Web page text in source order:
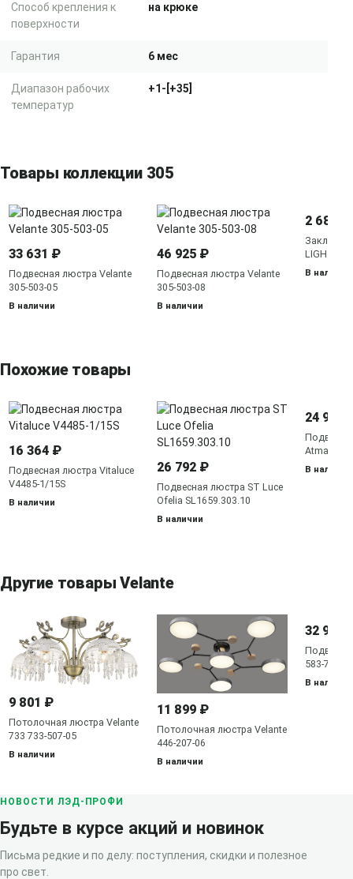
Способ крепления к
поверхности
на крюке
Гарантия 6 мес
Диапазон рабочих
температур
+1-[+35]
Товары коллекции 305
33 631 ₽
Подвесная люстра Velante
305-503-05
В наличии
46 925 ₽
Подвесная люстра Velante
305-503-08
В наличии
2 684 ₽
LIGHT
В наличии
Похожие товары
16 364 ₽
Подвесная люстра Vitaluce
V4485-1/15S
В наличии
26 792 ₽
Подвесная люстра ST Luce
Ofelia SL1659.303.10
В наличии
24 990
Atman
В наличии
Другие товары Velante
9 801 ₽
Потолочная люстра Velante
733 733-507-05
В наличии
11 899 ₽
Потолочная люстра Velante
446-207-06
В наличии
32 919
583-703-03
В наличии
НОВОСТИ ЛЭД-ПРОФИ
Будьте в курсе акций и новинок
Письма редкие и по делу: поступления, скидки и полезное
про свет.